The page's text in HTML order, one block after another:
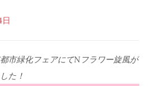
市緑化フェアにてNフラワー旋風が
た！